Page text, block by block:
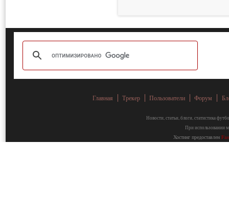
Главная Трекер Пользователи Форум
Новости, статьи, блоги, статистика
При использовании
Хостинг предоставлен